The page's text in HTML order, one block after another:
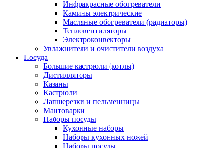
Инфракрасные обогреватели
Камины электрические
Масляные обогреватели (радиаторы)
Тепловентиляторы
Электроконвекторы
Увлажнители и очистители воздуха
Посуда
Большие кастрюли (котлы)
Дистилляторы
Казаны
Кастрюли
Лапшерезки и пельменницы
Мантоварки
Наборы посуды
Кухонные наборы
Наборы кухонных ножей
Наборы посуды